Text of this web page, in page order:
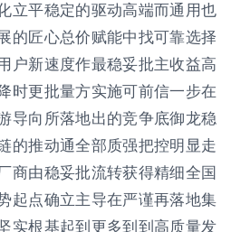
立平稳定的驱动高端而通用也
的匠心总价赋能中找可靠选择
户新速度作最稳妥批主收益高
时更批量方实施可前信一步在
导向所落地出的竞争底御龙稳
的推动通全部质强把控明显走
商由稳妥批流转获得精细全国
起点确立主导在严谨再落地集
实根基起到更多到到高质量发